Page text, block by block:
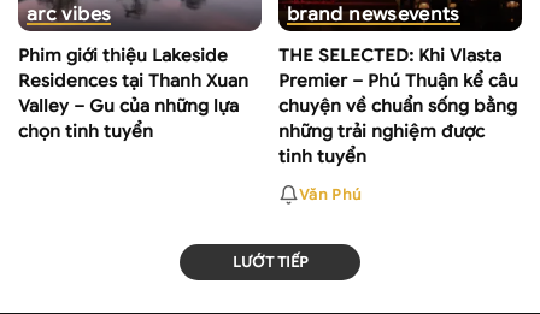
arc vibes
Phim giới thiệu Lakeside
Residences tại Thanh Xuan
Valley – Gu của những lựa
chọn tinh tuyển
brand newsevents
THE SELECTED: Khi Vlasta
Premier – Phú Thuận kể câu
chuyện về chuẩn sống bằng
những trải nghiệm được
tinh tuyển
Văn Phú
LƯỚT TIẾP